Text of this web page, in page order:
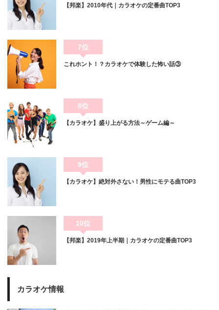
【邦楽】2010年代｜カラオケの定番曲TOP3
7位
これホント！？カラオケで体験した怖い話③
8位
【カラオケ】盛り上がる方法～ゲーム編～
9位
【カラオケ】絶対外さない！男性にモテる曲TOP3
10位
【邦楽】2019年上半期｜カラオケの定番曲TOP3
カラオケ情報